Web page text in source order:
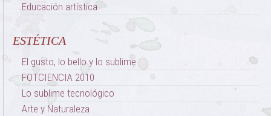
Educación artística
ESTÉTICA
El gusto, lo bello y lo sublime
FOTCIENCIA 2010
Lo sublime tecnológico
Arte y Naturaleza